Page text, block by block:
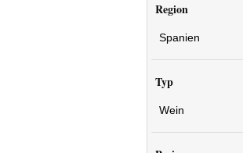
Region
Spanien
Typ
Wein